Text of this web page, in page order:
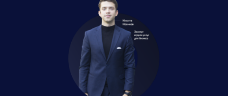
Введите ваш номер телефона и мы вам
Нажимая кнопку отправить я
Политику конфиденциальности